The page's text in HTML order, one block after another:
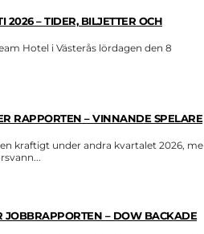
2026 – TIDER, BILJETTER OCH
Hotel i Västerås lördagen den 8
RAPPORTEN – VINNANDE SPELARE
kraftigt under andra kvartalet 2026,
JOBBRAPPORTEN – DOW BACKADE